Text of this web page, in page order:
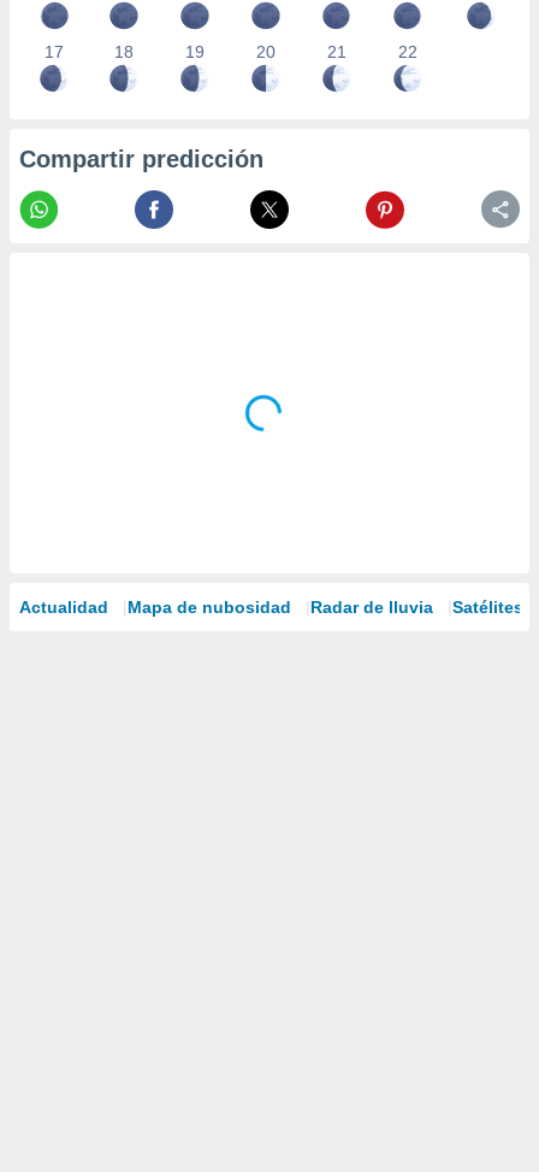
17 18 19 20 21 22
Compartir predicción
Actualidad Mapa de nubosidad Radar de lluvia Satélites